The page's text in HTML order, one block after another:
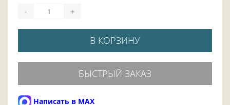
- +
В КОРЗИНУ
БЫСТРЫЙ ЗАКАЗ
Написать в MAX